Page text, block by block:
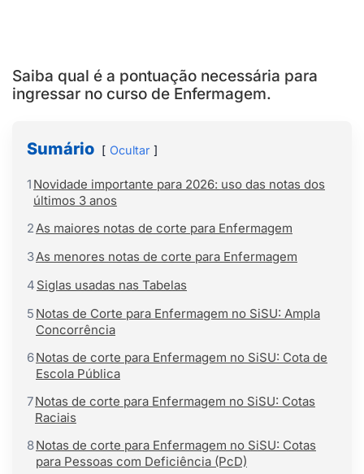
Saiba qual é a pontuação necessária para
ingressar no curso de Enfermagem.
Sumário Ocultar
1 Novidade importante para 2026: uso das notas dos
últimos 3 anos
2As maiores notas de corte para Enfermagem
3As menores notas de corte para Enfermagem
4 Siglas usadas nas Tabelas
5 Notas de Corte para Enfermagem no SiSU: Ampla
Concorrência
6Notas de corte para Enfermagem no SiSU: Cota de
Escola Pública
7Notas de corte para Enfermagem no SiSU: Cotas
Raciais
8Notas de corte para Enfermagem no SiSU: Cotas
para Pessoas com Deficiência (PcD)